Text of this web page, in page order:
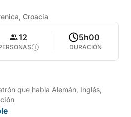
Croacia
12 5h00
DURACIÓN
que habla Alemán, Inglés,